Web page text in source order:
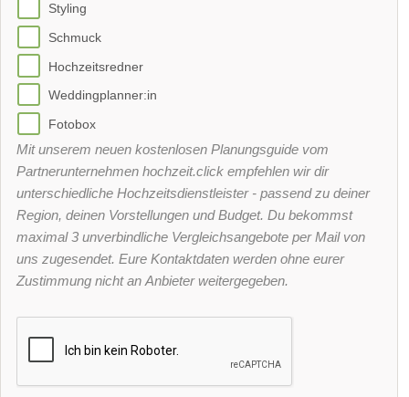
Styling
Schmuck
Hochzeitsredner
Weddingplanner:in
Fotobox
Mit unserem neuen kostenlosen Planungsguide vom
Partnerunternehmen hochzeit.click empfehlen wir dir
unterschiedliche Hochzeitsdienstleister - passend zu deiner
Region, deinen Vorstellungen und Budget. Du bekommst
maximal 3 unverbindliche Vergleichsangebote per Mail von
uns zugesendet. Eure Kontaktdaten werden ohne eurer
Zustimmung nicht an Anbieter weitergegeben.